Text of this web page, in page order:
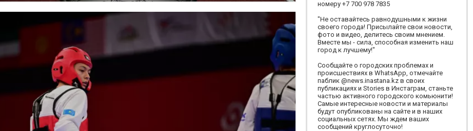
номеру +7 700 978 7835
"Не оставайтесь равнодушными к жизни
своего города! Присылайте свои новости,
фото и видео, делитесь своим мнением.
Вместе мы - сила, способная изменить наш
город к лучшему!"
Сообщайте о городских проблемах и
происшествиях в WhatsApp, отмечайте
паблик @news.inastana.kz в своих
публикациях и Stories в Инстаграм, станьте
частью активного городского комьюнити!
Самые интересные новости и материалы
будут опубликованы на сайте и в наших
социальных сетях. Мы ждем ваших
сообщений круглосуточно!